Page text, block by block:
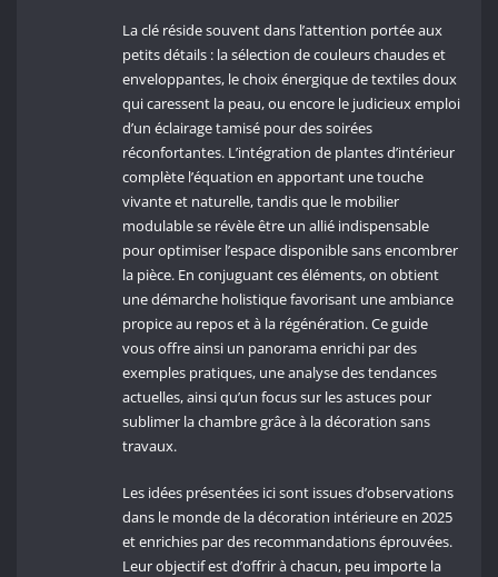
La clé réside souvent dans l’attention portée aux
petits détails : la sélection de couleurs chaudes et
enveloppantes, le choix énergique de textiles doux
qui caressent la peau, ou encore le judicieux emploi
d’un éclairage tamisé pour des soirées
réconfortantes. L’intégration de plantes d’intérieur
complète l’équation en apportant une touche
vivante et naturelle, tandis que le mobilier
modulable se révèle être un allié indispensable
pour optimiser l’espace disponible sans encombrer
la pièce. En conjuguant ces éléments, on obtient
une démarche holistique favorisant une ambiance
propice au repos et à la régénération. Ce guide
vous offre ainsi un panorama enrichi par des
exemples pratiques, une analyse des tendances
actuelles, ainsi qu’un focus sur les astuces pour
sublimer la chambre grâce à la décoration sans
travaux.
Les idées présentées ici sont issues d’observations
dans le monde de la décoration intérieure en 2025
et enrichies par des recommandations éprouvées.
Leur objectif est d’offrir à chacun, peu importe la